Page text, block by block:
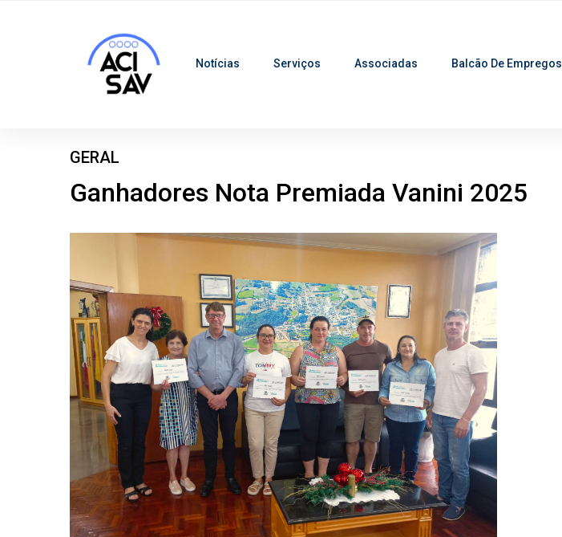
Notícias Serviços Associadas Balcão De Empregos
GERAL
Ganhadores Nota Premiada Vanini 2025